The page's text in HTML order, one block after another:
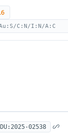
C:N/I:N/A:C
02538